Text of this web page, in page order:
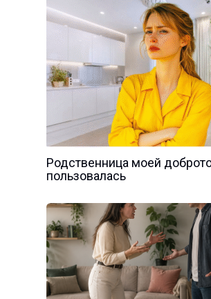
Родственница моей
пользовалась